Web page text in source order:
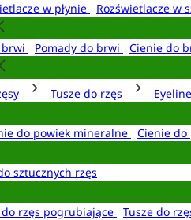
w płynie Rozświetlacze w
Pomady do brwi Cienie do
Tusze do rzęs
do powiek mineralne Cienie do
sztucznych rzęs
do rzęs pogrubiające Tusze do